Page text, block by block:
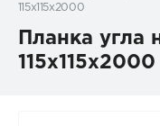
115х115х2000
Планка угла
115х115х2000